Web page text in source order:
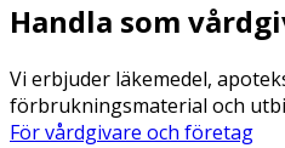
Handla som
Vi erbjuder läkemedel,
förbrukningsmaterial och
För vårdgivare och företag